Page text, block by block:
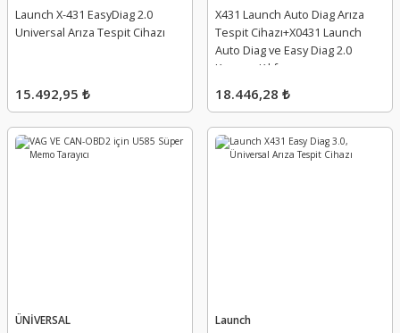
Launch X-431 EasyDiag 2.0
Universal Arıza Tespit Cihazı
15.492,95 ₺
X431 Launch Auto Diag Arıza
Tespit Cihazı+X0431 Launch
Auto Diag ve Easy Diag 2.0
Koruma Kılıfı
18.446,28 ₺
ÜNİVERSAL Launch